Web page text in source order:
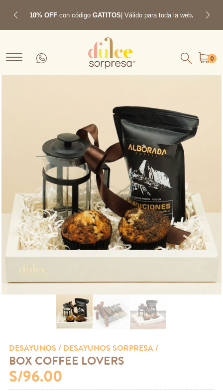
10% OFF con código GATITOS| Válido para toda la web.
Previous Next
0
DESAYUNOS / DESAYUNOS SORPRESA /
BOX COFFEE LOVERS
S/96.00